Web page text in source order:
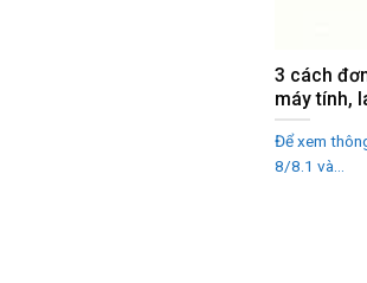
3 cách
máy tính,
Để xem
8/8.1 và...